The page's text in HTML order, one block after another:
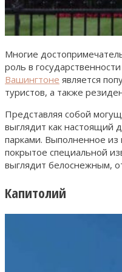
Многие
роль в
Вашингтоне является
туристов, а также
Представляя собой
выглядит как настоящий
парками. Выполненное из
покрытое специальной
выглядит белоснежным,
Капитолий